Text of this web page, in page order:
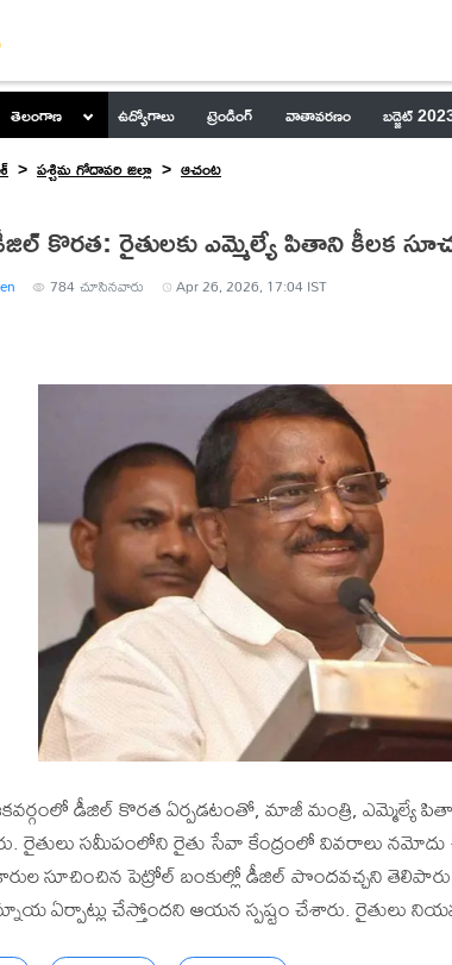
తెలంగాణ ఉద్యోగాలు ట్రెండింగ్ వాతావరణం బడ్జెట్
పశ్చిమ గోదావరి జిల్లా ఆచంట
కొరత: రైతులకు ఎమ్మెల్యే పితాని కీలక
784చూసినవారు Apr 26, 2026, 17:04 IST
డీజిల్ కొరత ఏర్పడటంతో, మాజీ మంత్రి, ఎమ్మెల్యే
రైతులు సమీపంలోని రైతు సేవా కేంద్రంలో వివరాలు
సూచించిన పెట్రోల్ బంకుల్లో డీజిల్ పొందవచ్చని
ఏర్పాట్లు చేస్తోందని ఆయన స్పష్టం చేశారు.